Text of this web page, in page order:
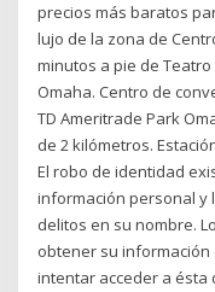
precios más baratos
lujo de la zona de
minutos a pie de
Omaha. Centro de
TD Ameritrade Park
de 2 kilómetros.
El robo de identidad
información personal y
delitos en su nombre.
obtener su
intentar acceder a ésta